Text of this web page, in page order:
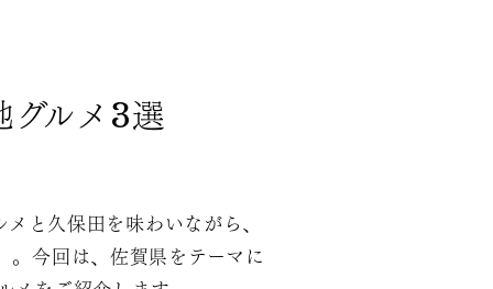
グルメ3選
と久保田を味わいながら、
。今回は、佐賀県をテーマに